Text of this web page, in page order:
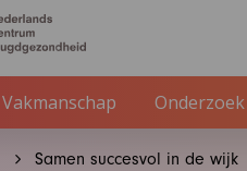
Vakmanschap Onderzoek
Samen succesvol in de wijk